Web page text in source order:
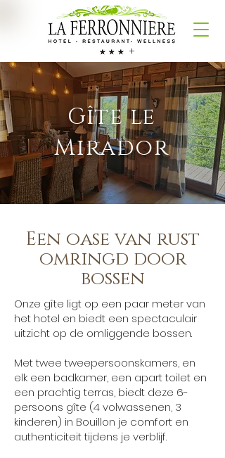
+
Gîte le
Mirador
Een oase van rust
omringd door
bossen
Onze gîte ligt op een paar meter van
het hotel en biedt een spectaculair
uitzicht op de omliggende bossen.
Met twee tweepersoonskamers, en
elk een badkamer, een apart toilet en
een prachtig terras, biedt deze 6-
persoons gîte (4 volwassenen, 3
kinderen) in Bouillon je comfort en
authenticiteit tijdens je verblijf.